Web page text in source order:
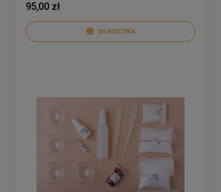
95,00 zł
DO KOSZYKA